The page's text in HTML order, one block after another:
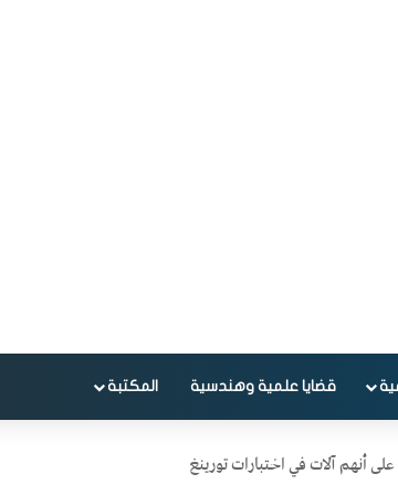
قضايا علمية وهندسية المكتبة
أنهم آلات في اختبارات تورينغ